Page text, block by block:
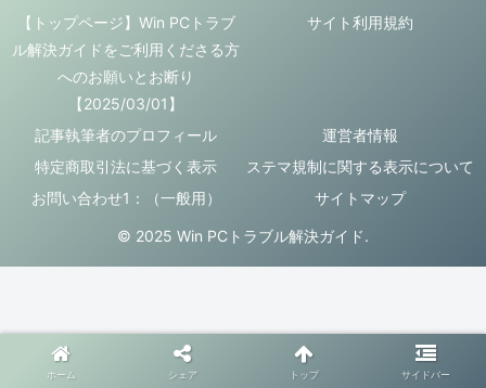
【トップページ】Win PCトラブ
ル解決ガイドをご利用くださる方
へのお願いとお断り
【2025/03/01】
サイト利用規約
記事執筆者のプロフィール
運営者情報
特定商取引法に基づく表示
ステマ規制に関する表示について
お問い合わせ1：（一般用）
サイトマップ
© 2025 Win PCトラブル解決ガイド.
ホーム シェア トップ サイドバー